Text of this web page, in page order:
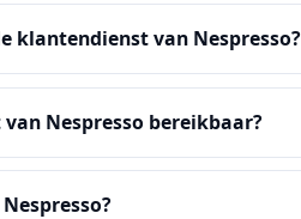
klantendienst van Nespresso?
Nespresso bereikbaar?